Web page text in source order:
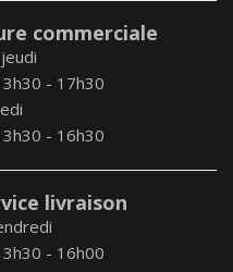
commerciale
- 17h30
- 16h30
livraison
- 16h00